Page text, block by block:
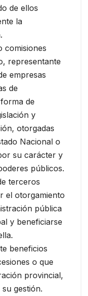
de ellos
la
comisiones
representante
empresas
de
de
y
otorgadas
Nacional o
su carácter y
públicos.
terceros
el otorgamiento
pública
y beneficiarse
beneficios
o que
provincial,
gestión.